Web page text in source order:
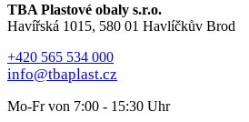
TBA Plastové obaly s.r.o.
Havířská 1015, 580 01 Havlíčkův Brod
+420 565 534 000
info@tbaplast.cz
Mo-Fr von 7:00 - 15:30 Uhr